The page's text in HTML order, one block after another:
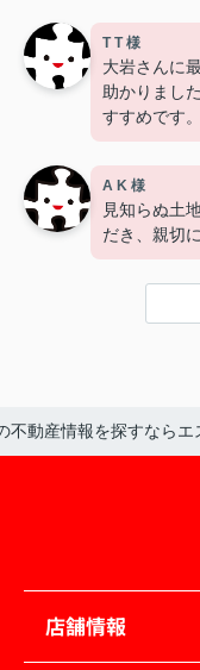
T T 様
大岩さんに
助かりまし
すすめです。
A K 様
見知らぬ土
だき、親切
不動産情報を探すならエ
店舗情報